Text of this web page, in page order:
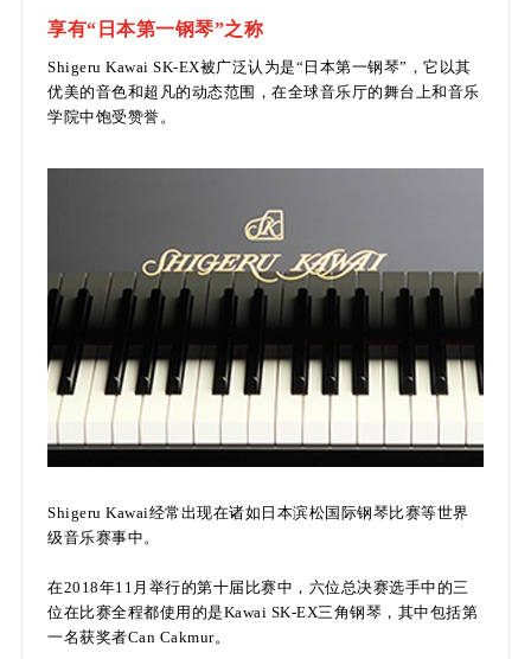
享有“日本第一钢琴”之称
Shigeru Kawai SK-EX被广泛认为是“日本第一钢琴”，它以其
优美的音色和超凡的动态范围，在全球音乐厅的舞台上和音乐
学院中饱受赞誉。
Shigeru Kawai经常出现在诸如日本滨松国际钢琴比赛等世界
级音乐赛事中。
在2018年11月举行的第十届比赛中，六位总决赛选手中的三
位在比赛全程都使用的是Kawai SK-EX三角钢琴，其中包括第
一名获奖者Can Cakmur。